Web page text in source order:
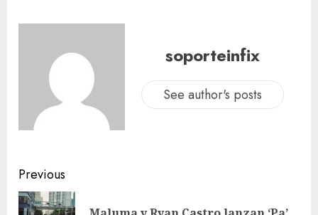
soporteinfix
See author's posts
Previous